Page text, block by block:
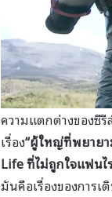
ความแตกต่างของซีรี
เรื่อง“ผู้ใหญ่ที่พยายา
Life ที่ไม่ถูกใจแฟนไ
มันคือเรื่องของการ